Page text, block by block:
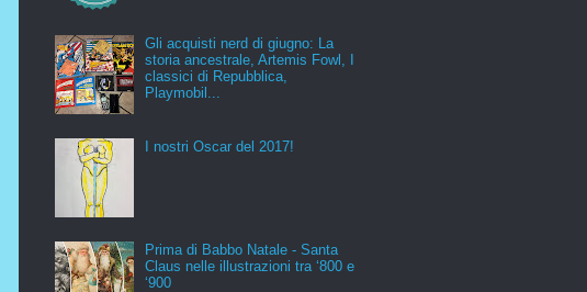
Gli acquisti nerd di giugno: La
storia ancestrale, Artemis Fowl, I
classici di Repubblica,
Playmobil...
I nostri Oscar del 2017!
Prima di Babbo Natale - Santa
Claus nelle illustrazioni tra ‘800 e
‘900